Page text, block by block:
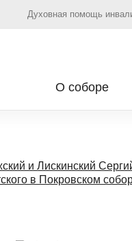
Духовная помощь
О соборе
и Лискинский
в Покровском